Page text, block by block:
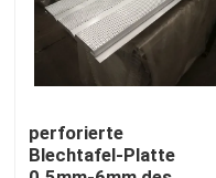
Über uns
Fabrik-Ausflug
perforierte
Blechtafel-Platte